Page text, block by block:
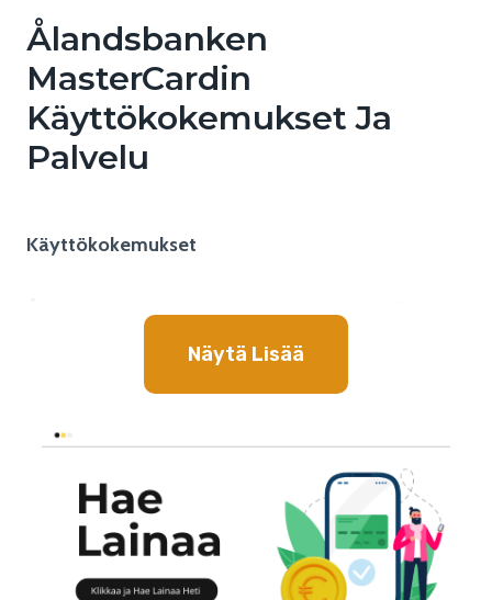
Ålandsbanken
MasterCardin
Käyttökokemukset Ja
Palvelu
Käyttökokemukset
Ålandsbanken MasterCard tarjoaa käyttäjälleen
upean kokemuksen, jossa kortin käyttö on tehty
äärimmäisen käteväksi. Kortilla voi tehdä ostoksia
verkkokaupoissakin. Lisäksi kortin
turvallisuusominaisuudet ovat huippuluokkaa, joten
sen käyttö on turvallista.
Ålandsbanken MasterCardin mobiilipankin
internetkonttorin kautta kortin käyttäjä voi seurata
Näytä Lisää